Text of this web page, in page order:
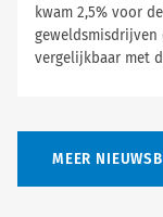
kwam 2,5% voor
vergelijkbaar met
MEER